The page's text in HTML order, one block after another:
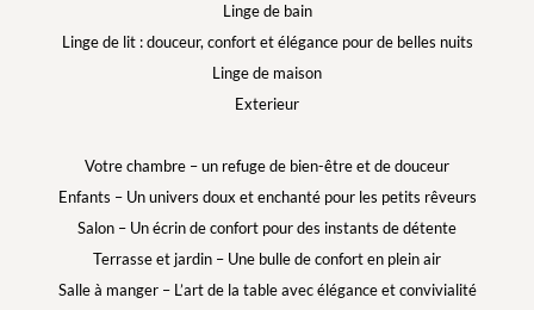
Linge de bain
Linge de lit : douceur, confort et élégance pour de belles nuits
Linge de maison
Exterieur
Votre chambre – un refuge de bien-être et de douceur
Enfants – Un univers doux et enchanté pour les petits rêveurs
Salon – Un écrin de confort pour des instants de détente
Terrasse et jardin – Une bulle de confort en plein air
Salle à manger – L’art de la table avec élégance et convivialité